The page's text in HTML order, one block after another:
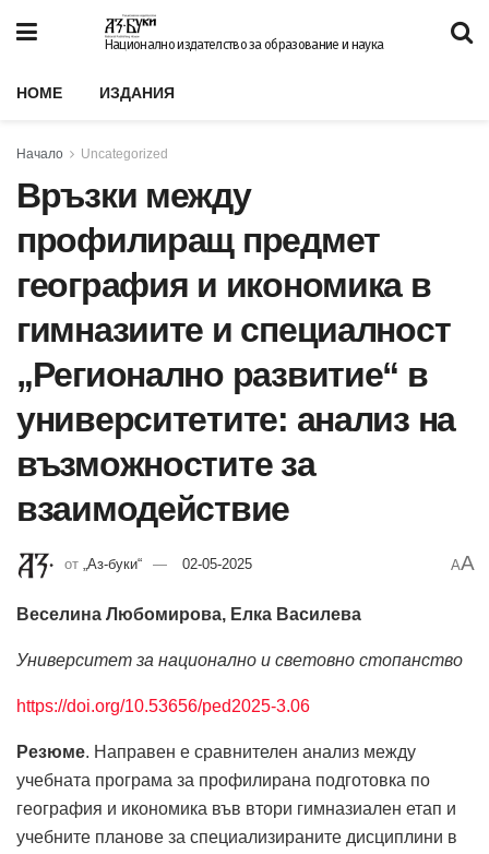
Национално издателство за образование и наука
HOME ИЗДАНИЯ
Начало Uncategorized
Връзки между
профилиращ предмет
география и икономика в
гимназиите и специалност
„Pегионално развитие“ в
университетите: анализ на
възможностите за
взаимодействие
от „Аз-буки“ 02-05-2025 AA
Веселина Любомирова, Елка Василева
Университет за национално и световно стопанство
https://doi.org/10.53656/ped2025-3.06
Резюме. Направен е сравнителен анализ между
учебната програма за профилирана подготовка по
география и икономика във втори гимназиален етап и
учебните планове за специализираните дисциплини в